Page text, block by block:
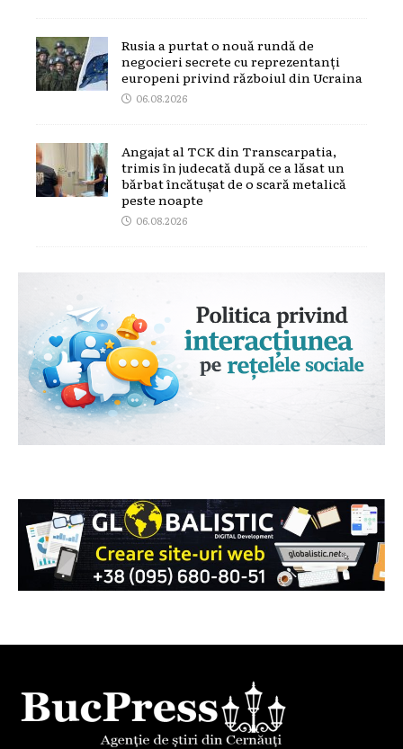
Rusia a purtat o nouă rundă de
negocieri secrete cu reprezentanți
europeni privind războiul din Ucraina
06.08.2026
Angajat al TCK din Transcarpatia,
trimis în judecată după ce a lăsat un
bărbat încătușat de o scară metalică
peste noapte
06.08.2026